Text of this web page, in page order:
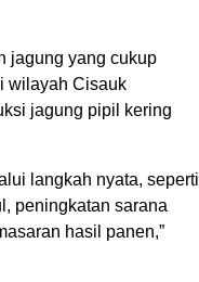
jagung yang cukup
wilayah Cisauk
jagung pipil kering
langkah nyata, seperti
peningkatan sarana
hasil panen,”